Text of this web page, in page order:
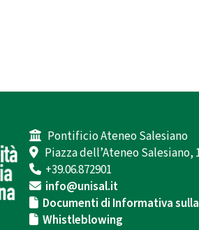
Pontificio Ateneo Salesiano
Piazza dell’Ateneo Salesiano,
+39.06.872901
info@unisal.it
Documenti di Informativa
Whistleblowing